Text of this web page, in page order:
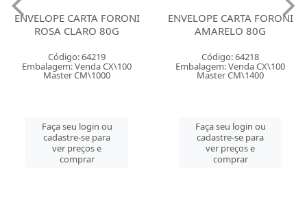
ENVELOPE CARTA FORONI
ROSA CLARO 80G
Código: 64219
Embalagem: Venda CX\100
Master CM\1000
Faça seu login ou
cadastre-se para
ver preços e
comprar
ENVELOPE CARTA FORONI
AMARELO 80G
Código: 64218
Embalagem: Venda CX\100
Master CM\1400
Faça seu login ou
cadastre-se para
ver preços e
comprar